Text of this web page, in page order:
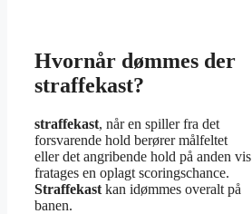
Hvornår dømmes der
straffekast?
straffekast, når en spiller fra det
forsvarende hold berører målfeltet
eller det angribende hold på anden vis
fratages en oplagt scoringschance.
Straffekast kan idømmes overalt på
banen.